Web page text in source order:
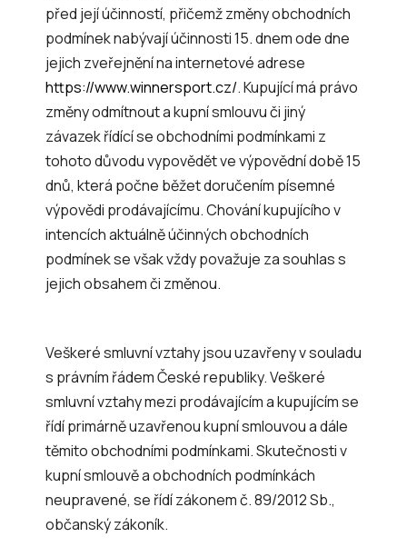
před její účinností, přičemž změny obchodních
podmínek nabývají účinnosti 15. dnem ode dne
jejich zveřejnění na internetové adrese
https://www.winnersport.cz/. Kupující má právo
změny odmítnout a kupní smlouvu či jiný
závazek řídící se obchodními podmínkami z
tohoto důvodu vypovědět ve výpovědní době 15
dnů, která počne běžet doručením písemné
výpovědi prodávajícímu. Chování kupujícího v
intencích aktuálně účinných obchodních
podmínek se však vždy považuje za souhlas s
jejich obsahem či změnou.
Veškeré smluvní vztahy jsou uzavřeny v souladu
s právním řádem České republiky. Veškeré
smluvní vztahy mezi prodávajícím a kupujícím se
řídí primárně uzavřenou kupní smlouvou a dále
těmito obchodními podmínkami. Skutečnosti v
kupní smlouvě a obchodních podmínkách
neupravené, se řídí zákonem č. 89/2012 Sb.,
občanský zákoník.